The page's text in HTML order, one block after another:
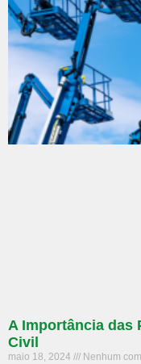
A Importância das
Civil
maio 18, 2024 Nenhum